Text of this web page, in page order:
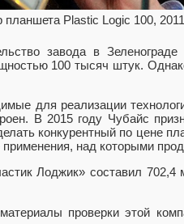
Plastic Logic 100,
завода в Зеленограде
100 тысяч штук.
для реализации
В 2015 году Чубайс
конкурентный по цене
над которыми
Лоджик» составил 702,4
проверки этой